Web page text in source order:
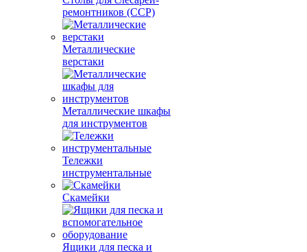
ремонтников (ССР)
Металлические
верстаки
Металлические шкафы
для инструментов
Тележки
инструментальные
Скамейки
Ящики для песка и